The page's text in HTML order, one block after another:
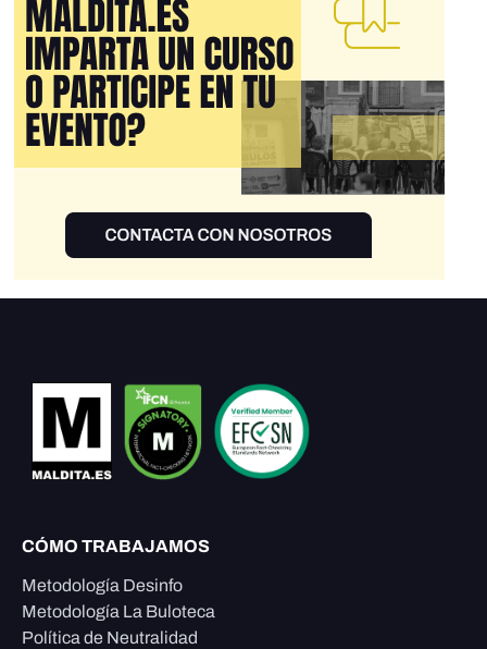
CÓMO TRABAJAMOS
Metodología Desinfo
Metodología La Buloteca
Política de Neutralidad